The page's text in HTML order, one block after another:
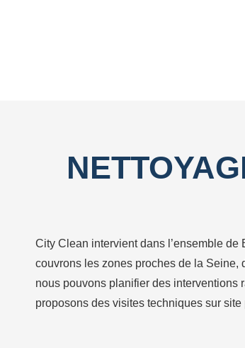
City Clean intervient dans l’ensemble
couvrons les zones proches de la Seine,
nous pouvons planifier des interventions
proposons des visites techniques sur